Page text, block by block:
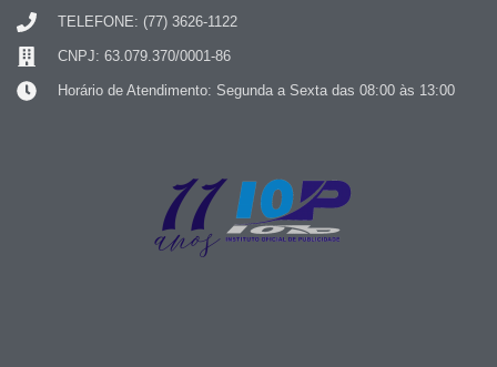
TELEFONE: (77) 3626-1122
CNPJ: 63.079.370/0001-86
Horário de Atendimento: Segunda a Sexta das 08:00 às 13:00